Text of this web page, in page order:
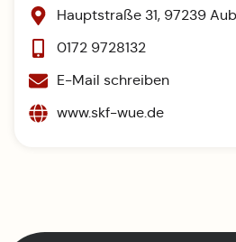
Hauptstraße 31, 97239 Aub
0172 9728132
E-Mail schreiben
www.skf-wue.de